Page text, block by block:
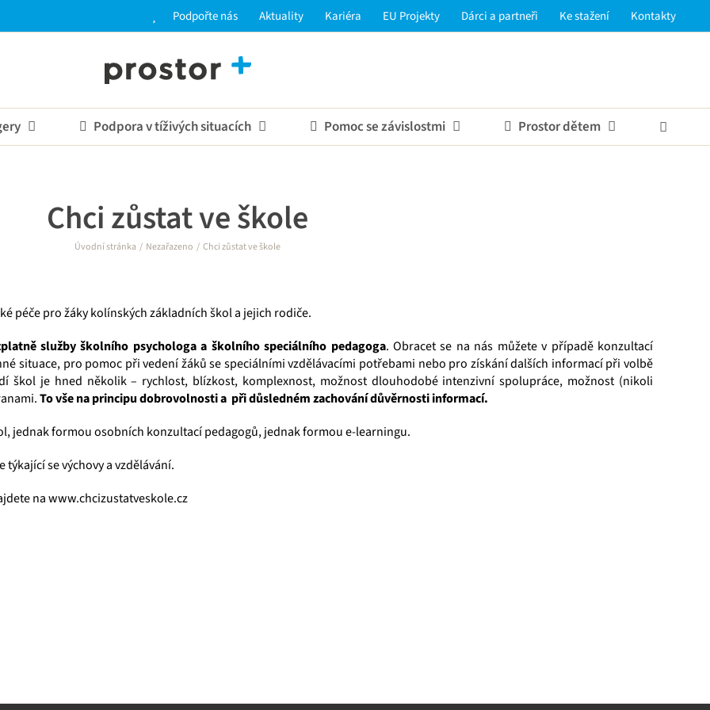
Podpořte nás Aktuality Kariéra EU Projekty Dárci a partneři Ke stažení Kontakty
Podpora v tíživých situacích Pomoc se závislostmi Prostor dětem
Chci zůstat ve škole
Úvodní stránka Nezařazeno Chci zůstat ve škole
péče pro žáky kolínských základních škol a jejich rodiče.
služby školního psychologa a školního speciálního pedagoga. Obracet se na nás můžete v případě konzultací
situace, pro pomoc při vedení žáků se speciálními vzdělávacími potřebami nebo pro získání dalších informací při volbě
škol je hned několik – rychlost, blízkost, komplexnost, možnost dlouhodobé intenzivní spolupráce, možnost (nikoli
To vše na principu dobrovolnosti a při důsledném zachování důvěrnosti informací.
jednak formou osobních konzultací pedagogů, jednak formou e-learningu.
se výchovy a vzdělávání.
nawww.chcizustatveskole.cz